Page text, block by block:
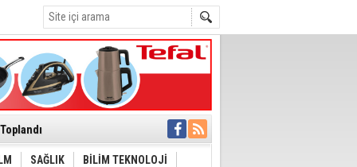
İletti
SAĞLIK BİLİM TEKNOLOJİ